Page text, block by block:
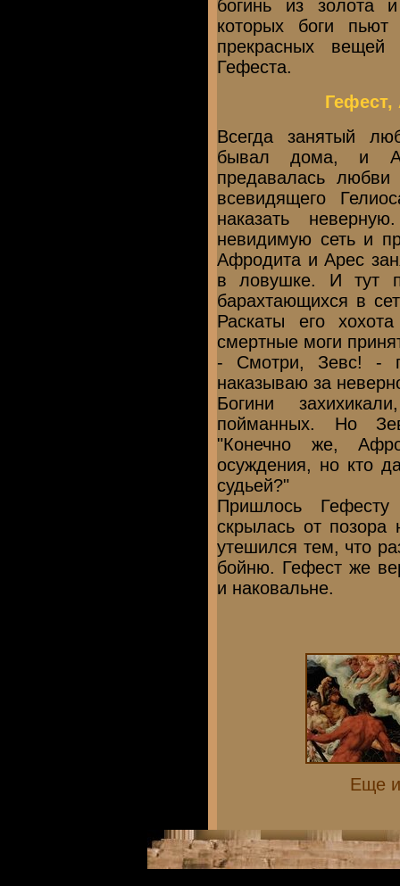
богинь из золота
которых боги
прекрасных
Гефеста.
Всегда занятый
бывал дома, и
предавалась
всевидящего
наказать
невидимую сеть и
Афродита и Арес
в ловушке. И тут
барахтающихся в
Раскаты его
смертные моги
- Смотри, Зевс! -
наказываю за
Богини
пойманных. Но
"Конечно же,
осуждения, но кто
судьей?"
Пришлось Гефесту
скрылась от
утешился тем, что
бойню. Гефест же
и наковальне.
Еще